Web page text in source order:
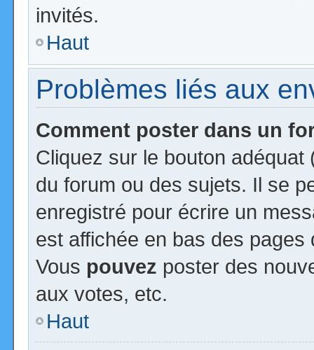
invités.
Haut
Problèmes liés aux
Comment poster dans un
Cliquez sur le bouton
du forum ou des sujets. Il se
enregistré pour écrire un
est affichée en bas des
Vous pouvez poster des
aux votes, etc.
Haut